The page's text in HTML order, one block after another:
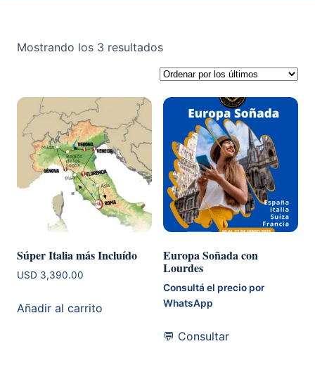
Mostrando los 3 resultadosOrdenado
por
los
últimos
Súper Italia más Incluído
USD 3,390.00
Añadir al carrito
Europa Soñada con
Lourdes
Consultá el precio por
WhatsApp
💬 Consultar